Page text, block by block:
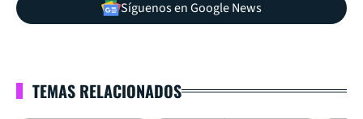
Síguenos en Google News
TEMAS RELACIONADOS